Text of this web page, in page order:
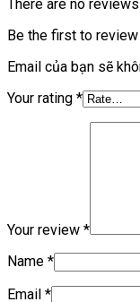
There are no
Be the first to review
Email của bạn sẽ
Your rating *
Your review *
Name *
Email *